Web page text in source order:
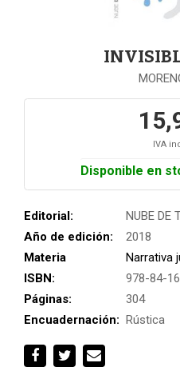
IVA
Disponible en
Editorial:
NUBE DE
Año de edición:
2018
Materia
Narrativa
ISBN:
978-84-
Páginas:
304
Encuadernación: Rústica